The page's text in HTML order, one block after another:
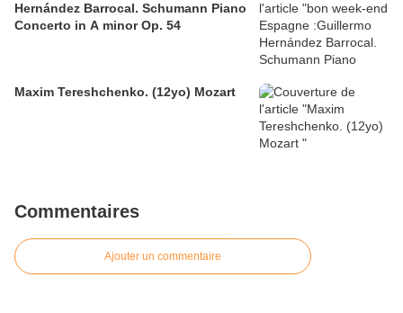
Hernández Barrocal. Schumann Piano
Concerto in A minor Op. 54
Maxim Tereshchenko. (12yo) Mozart
Commentaires
Ajouter un commentaire